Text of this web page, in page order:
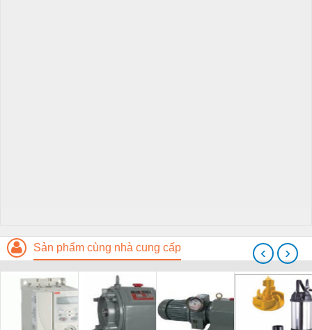
Sản phẩm cùng nhà cung cấp ‹ ›